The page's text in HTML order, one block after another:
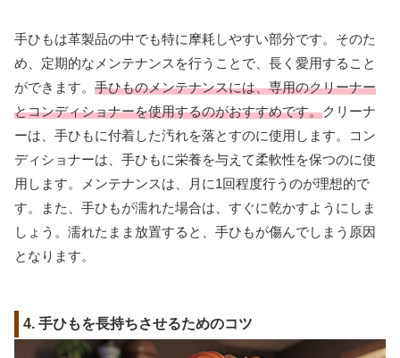
手ひもは革製品の中でも特に摩耗しやすい部分です。そのた
め、定期的なメンテナンスを行うことで、長く愛用すること
ができます。 手ひものメンテナンスには、専用のクリーナー
とコンディショナーを使用するのがおすすめです。クリーナ
ーは、手ひもに付着した汚れを落とすのに使用します。コン
ディショナーは、手ひもに栄養を与えて柔軟性を保つのに使
用します。メンテナンスは、月に1回程度行うのが理想的で
す。また、手ひもが濡れた場合は、すぐに乾かすようにしま
しょう。濡れたまま放置すると、手ひもが傷んでしまう原因
となります。
4. 手ひもを長持ちさせるためのコツ